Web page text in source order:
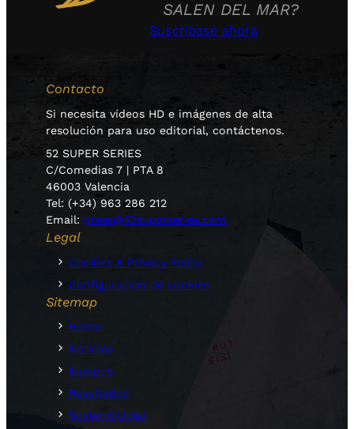
SALEN DEL MAR?
Suscríbase ahora
Contacto
Si necesita vídeos HD e imágenes de alta
resolución para uso editorial, contáctenos.
52 SUPER SERIES
C/Comedias 7 | PTA 8
46003 Valencia
Tel: (+34) 963 286 212
Email: press@52superseries.com
Legal
Cookies & Privacy Policy
Configuración de cookies
Sitemap
Home
Noticias
Equipos
Resultados
Sostenibilidad